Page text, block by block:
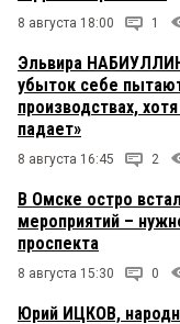
мимо
да жив
Факт,
8 августа 18:00 1
Эльвира
убыток себе
производствах,
падает»
8 августа 16:45 2
В Омске остро
мероприятий –
проспекта
8 августа 15:30 0
Юрий ИЦКОВ,